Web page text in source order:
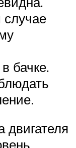
случае
бачке.